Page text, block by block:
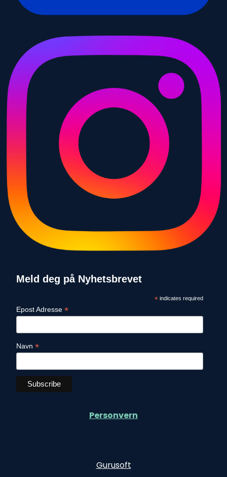
Meld deg på Nyhetsbrevet
*indicates required
Epost Adresse *
Navn *
Personvern
Gurusoft